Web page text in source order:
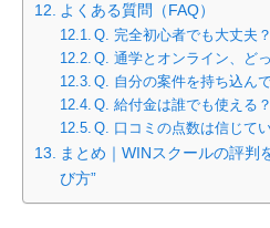
よくある質問（FAQ）
Q. 完全初心者でも大丈夫？
Q. 通学とオンライン、ど
Q. 自分の案件を持ち込ん
Q. 給付金は誰でも使える？
Q. 口コミの点数は信じて
まとめ｜WINスクールの評判
び方”